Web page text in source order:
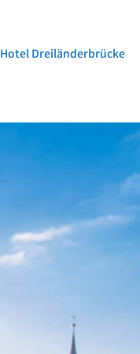
Hotel Dreiländerbrücke